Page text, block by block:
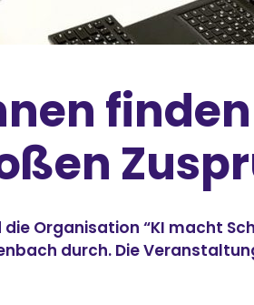
Organisation “KI macht
durch. Die